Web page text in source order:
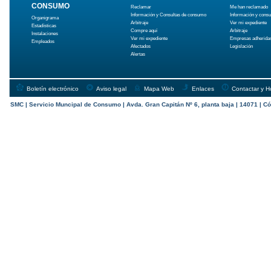
CONSUMO
Organigrama
Estadísticas
Instalaciones
Empleados
Reclamar
Información y Consultas de consumo
Arbitraje
Compre aquí
Ver mi expediente
Afectados
Alertas
Me han reclamado
Información y
Ver mi expediente
Arbitraje
Empresas
Legislación
Boletín electrónico Aviso legal Mapa Web Enlaces Contactar y
SMC | Servicio Muncipal de Consumo | Avda. Gran Capitán Nº 6, planta baja | 14071 |